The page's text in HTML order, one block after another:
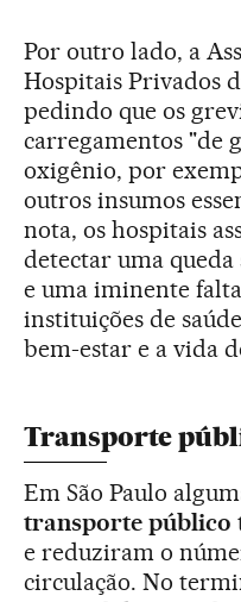
Por outro lado, a
Hospitais Privados
pedindo que os
carregamentos "de
oxigênio, por
outros insumos
nota, os hospitais
detectar uma queda
e uma iminente
instituições de
bem-estar e a vida
Transporte
Em São Paulo
transporte público
e reduziram o
circulação. No